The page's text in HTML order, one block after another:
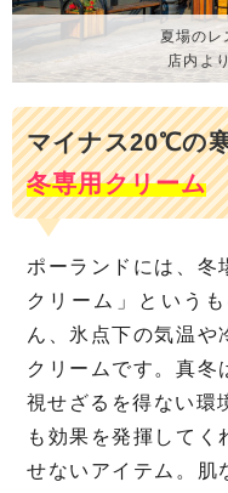
夏場のレ
店内よ
マイナス20℃の
冬専用クリーム
ポーランドには、冬
クリーム」という
ん、氷点下の気温や
クリームです。真冬
視せざるを得ない
も効果を発揮してく
せないアイテム。肌